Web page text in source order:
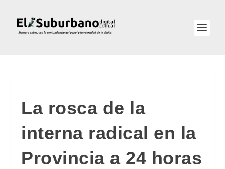
La rosca de la
interna radical en la
Provincia a 24 horas